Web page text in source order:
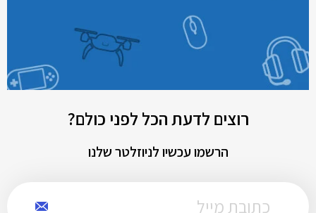
רוצים לדעת הכל לפני כולם?
הרשמו עכשיו לניוזלטר שלנו